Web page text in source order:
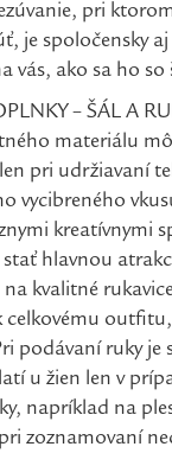
pri
je spoločensky
vás, ako sa ho
– ŠÁL A
materiálu
pri udržiavaní
vycibreného
kreatívnymi
stať hlavnou
kvalitné
celkovému
podávaní ruky je
u žien len v
napríklad na
zoznamovaní